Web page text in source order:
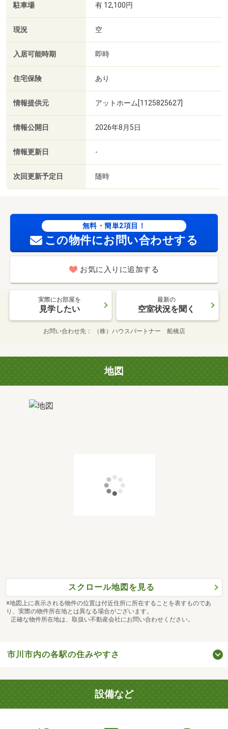
駐車場 有 12,100円
現況 空
入居可能時期 即時
住宅保険 あり
情報提供元 アットホーム[1125825627]
情報公開日 2026年8月5日
情報更新日 -
次回更新予定日 随時
無料・簡単2項目！
この物件にお問い合わせする
お気に入りに追加する
実際にお部屋を
見学したい
最新の
空室状況を聞く
お問い合わせ先 （株）ハウスパートナー 船橋店
地図
スクロール地図を見る
※地図上に表示される物件の位置は付近住所に所在することを表すものであ
り、実際の物件所在地とは異なる場合がございます。
正確な物件所在地は、取扱い不動産会社にお問い合わせください。
市川市内の各駅の住みやすさ
設備など